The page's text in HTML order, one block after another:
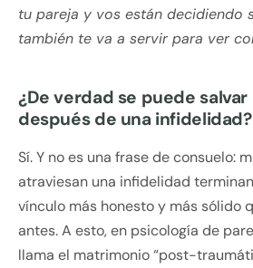
tu pareja y vos están decidiendo
también te va a servir para ver
¿De verdad se puede
después de una infidelidad?
Sí. Y no es una frase de consuelo:
atraviesan una infidelidad
vínculo más honesto y más sólido
antes. A esto, en psicología de
llama el matrimonio “post-